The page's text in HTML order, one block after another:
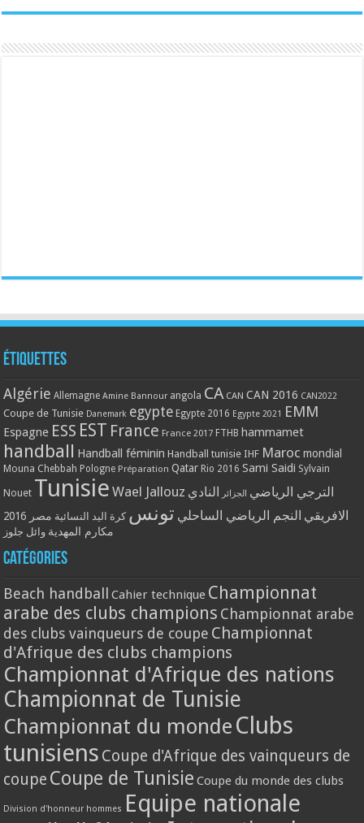
Étiquettes
Algérie Allemagne Amine Bannour angola CA CAN CAN 2016 CAN2022
Coupe de Tunisie Danemark egypte Egypte 2016 Egypte 2021 EMM
Espagne ESS EST France France 2017 FTHB hammamet
handball Handball féminin Handball tunisie IHF Maroc mondial
Mouna Chebbah Pologne Préparation Qatar Rio 2016 Sami Saidi Sylvain
Nouet Tunisie Wael Jallouz الترجي الرياضي الجزائر النادي
الافريقي النجم الرياضي الساحلي تونس كرة اليد النسائية مصر 2016
مكارم المهدية وائل جلوز
Catégories
Beach handball Cahier technique Championnat
arabe des clubs champions Championnat arabe
des clubs vainqueurs de coupe Championnat
d'Afrique des clubs champions
Championnat d'Afrique des nations
Championnat de Tunisie
Championnat du monde Clubs
tunisiens Coupe d'Afrique des vainqueurs de
coupe Coupe de Tunisie Coupe du monde des clubs
Division d'honneur hommes Equipe nationale